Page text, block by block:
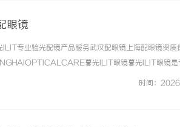
眼镜
专业验光配镜产品服务武汉配眼镜上海配眼镜资
暮光ILIT眼镜暮光ILIT眼镜是
4家门店。以完整验光、正品镜片、透明价格和直营
时间：